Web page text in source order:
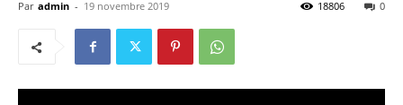
Par admin - 19 novembre 2019 0
18806